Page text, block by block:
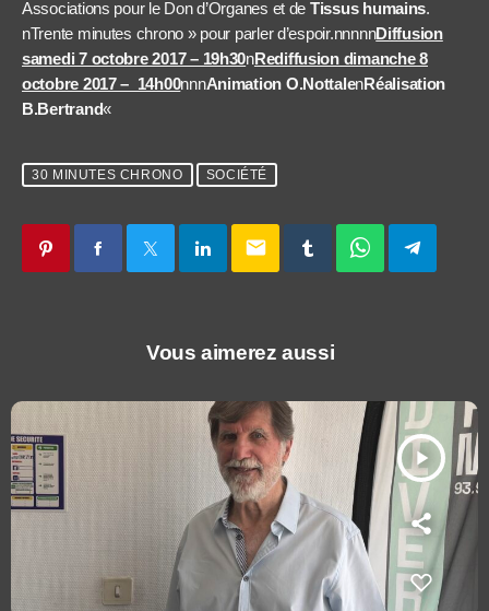
Associations pour le Don d’Organes et de Tissus humains.
nTrente minutes chrono » pour parler d’espoir.nnnnnDiffusion
samedi 7 octobre 2017 – 19h30nRediffusion dimanche 8
octobre 2017 – 14h00nnnAnimation O.NottalenRéalisation
B.Bertrand«
30 MINUTES CHRONO SOCIÉTÉ
email
Vous aimerez aussi
play_arrow